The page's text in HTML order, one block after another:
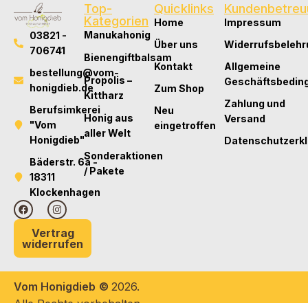
03821 -
706741
bestellung@vom-
honigdieb.de
Berufsimkerei
"Vom
Honigdieb"
Bäderstr. 6a -
18311
Klockenhagen
Vertrag
widerrufen
Top-
Kategorien
Manukahonig
Bienengiftbalsam
Propolis –
Kittharz
Honig aus
aller Welt
Sonderaktionen
/ Pakete
Quicklinks
Home
Über uns
Kontakt
Zum Shop
Neu
eingetroffen
Impressum
Allgemeine
Zahlung und
Versand
Vom Honigdieb © 2026.